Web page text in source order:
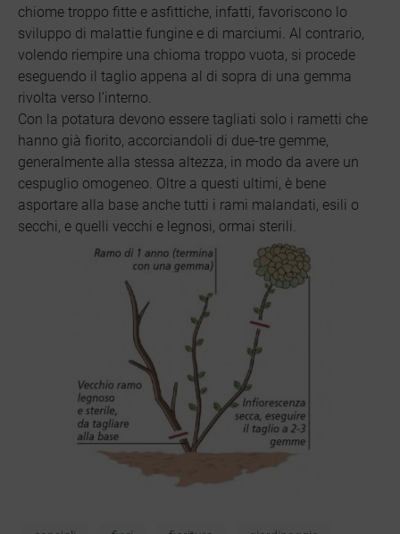
chiome troppo fitte e asfittiche, infatti, favoriscono lo
sviluppo di malattie fungine e di marciumi. Al contrario,
volendo riempire una chioma troppo vuota, si procede
eseguendo il taglio appena al di sopra di una gemma
rivolta verso l’interno.
Con la potatura devono essere tagliati solo i rametti che
hanno già fiorito, accorciandoli di due-tre gemme,
generalmente alla stessa altezza, in modo da avere un
cespuglio omogeneo. Oltre a questi ultimi, è bene
asportare alla base anche tutti i rami malandati, esili o
secchi, e quelli vecchi e legnosi, ormai sterili.